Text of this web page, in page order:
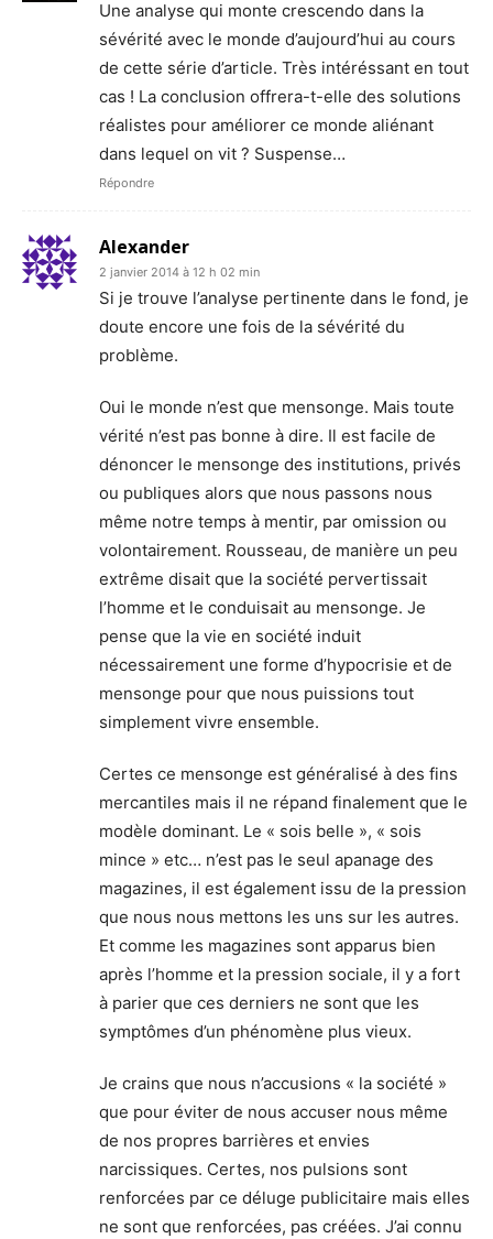
Une analyse qui monte crescendo dans la
sévérité avec le monde d’aujourd’hui au cours
de cette série d’article. Très intéréssant en tout
cas ! La conclusion offrera-t-elle des solutions
réalistes pour améliorer ce monde aliénant
dans lequel on vit ? Suspense…
Répondre
Alexander
2 janvier 2014 à 12 h 02 min
Si je trouve l’analyse pertinente dans le fond, je
doute encore une fois de la sévérité du
problème.
Oui le monde n’est que mensonge. Mais toute
vérité n’est pas bonne à dire. Il est facile de
dénoncer le mensonge des institutions, privés
ou publiques alors que nous passons nous
même notre temps à mentir, par omission ou
volontairement. Rousseau, de manière un peu
extrême disait que la société pervertissait
l’homme et le conduisait au mensonge. Je
pense que la vie en société induit
nécessairement une forme d’hypocrisie et de
mensonge pour que nous puissions tout
simplement vivre ensemble.
Certes ce mensonge est généralisé à des fins
mercantiles mais il ne répand finalement que le
modèle dominant. Le « sois belle », « sois
mince » etc… n’est pas le seul apanage des
magazines, il est également issu de la pression
que nous nous mettons les uns sur les autres.
Et comme les magazines sont apparus bien
après l’homme et la pression sociale, il y a fort
à parier que ces derniers ne sont que les
symptômes d’un phénomène plus vieux.
Je crains que nous n’accusions « la société »
que pour éviter de nous accuser nous même
de nos propres barrières et envies
narcissiques. Certes, nos pulsions sont
renforcées par ce déluge publicitaire mais elles
ne sont que renforcées, pas créées. J’ai connu